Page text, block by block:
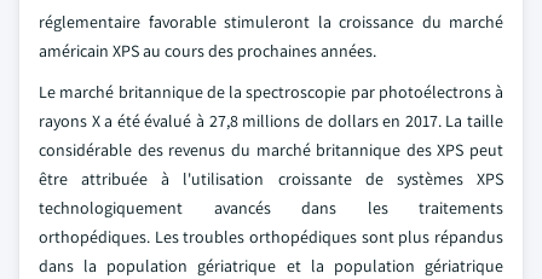
réglementaire favorable stimuleront la croissance du marché
américain XPS au cours des prochaines années.
Le marché britannique de la spectroscopie par photoélectrons à
rayons X a été évalué à 27,8 millions de dollars en 2017. La taille
considérable des revenus du marché britannique des XPS peut
être attribuée à l'utilisation croissante de systèmes XPS
technologiquement avancés dans les traitements
orthopédiques. Les troubles orthopédiques sont plus répandus
dans la population gériatrique et la population gériatrique